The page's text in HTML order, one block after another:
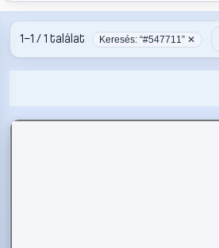
1–1 / 1 találat Keresés: “#547711” ✕